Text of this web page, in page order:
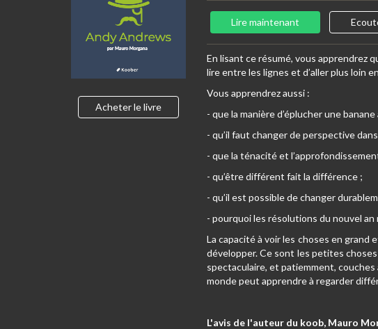
Acheter le livre
Lire maintenant
En lisant ce résumé, vous apprendrez
lire entre les lignes et d’aller plus loin
Vous apprendrez aussi :
- que la manière d’éplucher une
- qu’il faut changer de perspective
- que la ténacité et
- qu’être différent fait la différence ;
- qu’il est possible de changer
- pourquoi les résolutions du nouvel
La capacité à voir les choses en grand
développer. Ce sont les petites
spectaculaire, et patiemment,
monde peut apprendre à regarder
L'avis de l'auteur du koob, Mauro